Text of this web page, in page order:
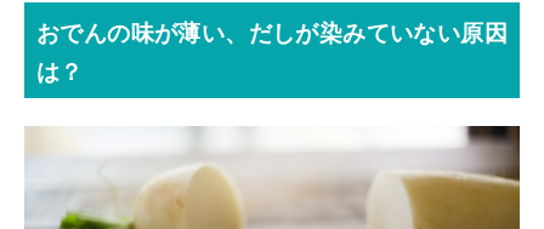
おでんの味が薄い、だしが染みていない原因
は？